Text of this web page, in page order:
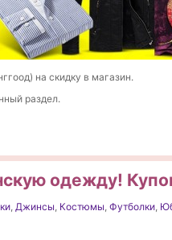
на скидку в магазин.
раздел.
одежду!
, Джинсы, Костюмы, Футболки,